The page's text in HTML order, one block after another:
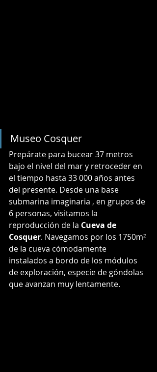
Museo Cosquer
Prepárate para bucear 37 metros
bajo el nivel del mar y retroceder en
el tiempo hasta 33 000 años antes
del presente. Desde una base
submarina imaginaria , en grupos de
6 personas, visitamos la
reproducción de la Cueva de
Cosquer. Navegamos por los 1750m²
de la cueva cómodamente
instalados a bordo de los módulos
de exploración, especie de góndolas
que avanzan muy lentamente.